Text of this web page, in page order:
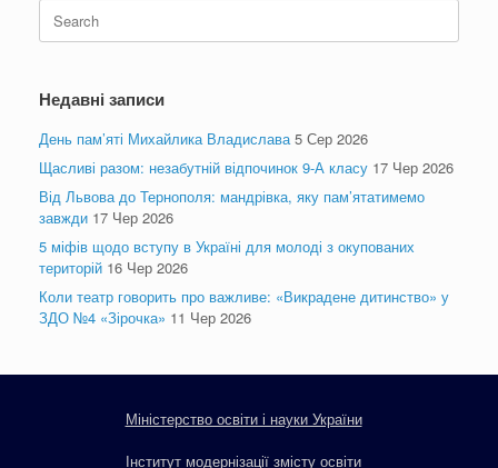
Search
for:
Недавні записи
День пам’яті Михайлика Владислава 5 Сер 2026
Щасливі разом: незабутній відпочинок 9-А класу 17 Чер 2026
Від Львова до Тернополя: мандрівка, яку пам’ятатимемо
завжди 17 Чер 2026
5 міфів щодо вступу в Україні для молоді з окупованих
територій 16 Чер 2026
Коли театр говорить про важливе: «Викрадене дитинство» у
ЗДО №4 «Зірочка» 11 Чер 2026
Міністерство освіти і науки України
Інститут модернізації змісту освіти